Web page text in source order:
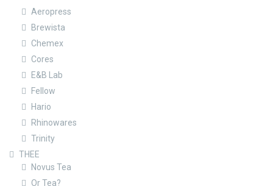
Aeropress
Brewista
Chemex
Cores
E&B Lab
Fellow
Hario
Rhinowares
Trinity
THEE
Novus Tea
Or Tea?